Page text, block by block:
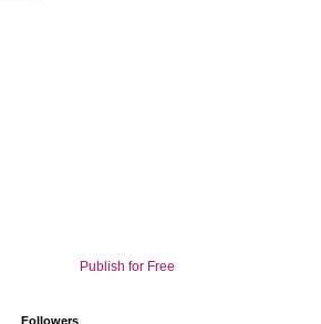
Publish for Free
Followers